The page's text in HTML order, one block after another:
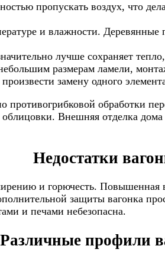
пропускать воздух, что
и влажности. Деревянные
лучше сохраняет
размерам ламели,
замену одного
противогрибковой обработки
Внешняя отделка
Недостатки
и горючесть. Повышенная
защиты вагонка
и печами небезопасна.
Различные профили